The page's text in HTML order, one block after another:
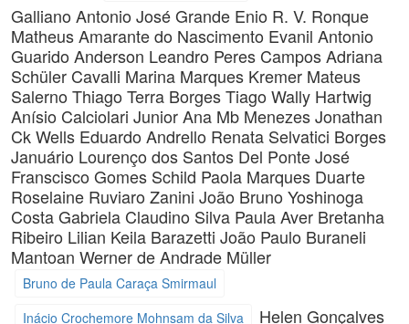
Galliano Antonio José Grande Enio R. V. Ronque
Matheus Amarante do Nascimento Evanil Antonio
Guarido Anderson Leandro Peres CamposAdriana
Schüler Cavalli Marina Marques Kremer Mateus
Salerno Thiago Terra BorgesTiago Wally Hartwig
Anísio Calciolari JuniorAna Mb MenezesJonathan
Ck Wells Eduardo Andrello Renata Selvatici Borges
Januário Lourenço dos Santos Del PonteJosé
Franscisco Gomes Schild Paola Marques Duarte
Roselaine Ruviaro Zanini João Bruno Yoshinoga
CostaGabriela Claudino Silva Paula Aver Bretanha
Ribeiro Lilian Keila Barazetti João Paulo Buraneli
Mantoan Werner de Andrade Müller
Bruno de Paula Caraça Smirmaul
Inácio Crochemore Mohnsam da Silva
Helen Gonçalves